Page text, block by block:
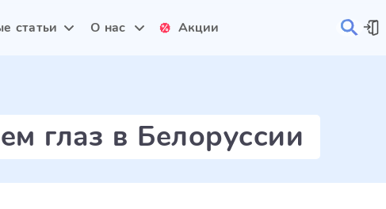
статьи О нас Акции
глаз в Белоруссии